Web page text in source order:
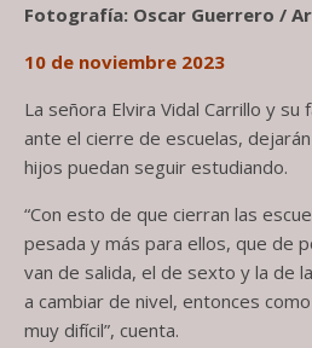
Fotografía: Oscar Guerrero /
10 de noviembre 2023
La señora Elvira Vidal Carrillo y su
ante el cierre de escuelas,
hijos puedan seguir estudiando.
“Con esto de que cierran las
pesada y más para ellos, que de
van de salida, el de sexto y la de
a cambiar de nivel, entonces
muy difícil”, cuenta.